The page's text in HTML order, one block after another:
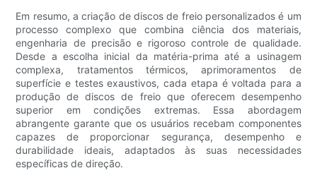
Em resumo, a criação de discos de freio personalizados é um
processo complexo que combina ciência dos materiais,
engenharia de precisão e rigoroso controle de qualidade.
Desde a escolha inicial da matéria-prima até a usinagem
complexa, tratamentos térmicos, aprimoramentos de
superfície e testes exaustivos, cada etapa é voltada para a
produção de discos de freio que oferecem desempenho
superior em condições extremas. Essa abordagem
abrangente garante que os usuários recebam componentes
capazes de proporcionar segurança, desempenho e
durabilidade ideais, adaptados às suas necessidades
específicas de direção.